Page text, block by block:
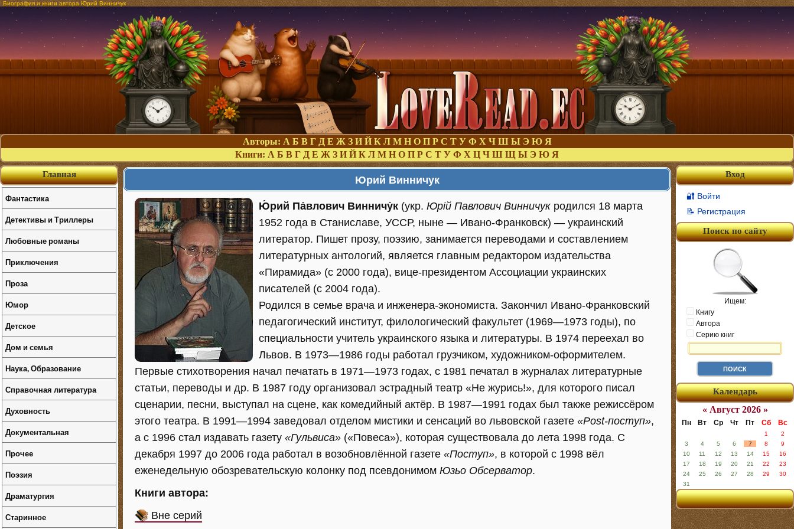
Биография и книги автора Юрий Винничук
Авторы: А Б В Г Д Е Ж З И Й К Л М Н О П Р С Т У Ф Х Ч Ш Ы Э Ю Я
Книги: А Б В Г Д Е Ж З И Й К Л М Н О П Р С Т У Ф Х Ц Ч Ш Щ Ы Э Ю Я
Юрий Винничук
Ю́рий Па́влович Винничу́к (укр. Юрій Павлович Винничук родился 18 марта
1952 года в Станиславе, УССР, ныне — Ивано-Франковск) — украинский
литератор. Пишет прозу, поэзию, занимается переводами и составлением
литературных антологий, является главным редактором издательства
«Пирамида» (с 2000 года), вице-президентом Ассоциации украинских
писателей (с 2004 года).
Родился в семье врача и инженера-экономиста. Закончил Ивано-Франковский
педагогический институт, филологический факультет (1969—1973 годы), по
специальности учитель украинского языка и литературы. В 1974 переехал во
Львов. В 1973—1986 годы работал грузчиком, художником-оформителем.
Первые стихотворения начал печатать в 1971—1973 годах, с 1981 печатал в журналах литературные
статьи, переводы и др. В 1987 году организовал эстрадный театр «Не журись!», для которого писал
сценарии, песни, выступал на сцене, как комедийный актёр. В 1987—1991 годах был также режиссёром
этого театра. В 1991—1994 заведовал отделом мистики и сенсаций во львовской газете «Post-поступ»,
а с 1996 стал издавать газету «Гульвиса» («Повеса»), которая существовала до лета 1998 года. С
декабря 1997 до 2006 года работал в возобновлённой газете «Поступ», в которой с 1998 вёл
еженедельную обозревательскую колонку под псевдонимом Юзьо Обсерватор.
Книги автора:
Вне серий
Вход
🔐 Войти
📝 Регистрация
Поиск по сайту
Ищем:
Книгу
Автора
Серию книг
Календарь
« Август 2026 »
Пн Вт Ср Чт Пт Сб Вс
1
2
3
4 5 6 7 8
9
10
11 12 13 14 15
16
17
18 19 20 21 22
23
24
25 26 27 28 29
30
31
Главная
Фантастика
Детективы и Триллеры
Любовные романы
Приключения
Проза
Юмор
Детское
Дом и семья
Наука, Образование
Справочная литература
Духовность
Документальная
Прочее
Поэзия
Драматургия
Старинное